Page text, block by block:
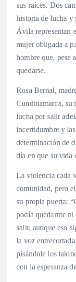
sus raíces. Dos
historia de lucha y
Ávila representan
mujer obligada a
hombre que, pese
quedarse.
Rosa Bernal,
Cundinamarca, su
lucha por salir
incertidumbre y
determinación de
día en que su vida
La violencia cada
comunidad, pero
su propia puerta:
podía quedarme
salir, aunque eso
la voz
pisándole los
con la esperanza